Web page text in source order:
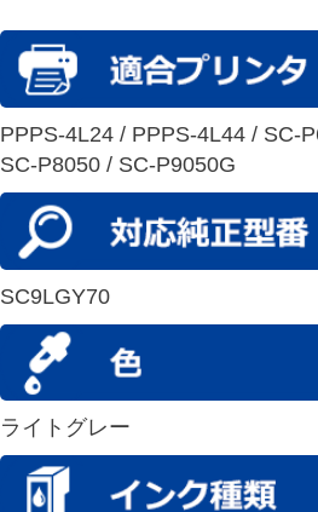
PPPS-4L24 / PPPS-4L44 / SC-
SC-P8050 / SC-P9050G
SC9LGY70
ライトグレー